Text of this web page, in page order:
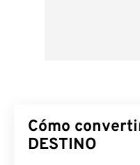
Cómo
DESTINO